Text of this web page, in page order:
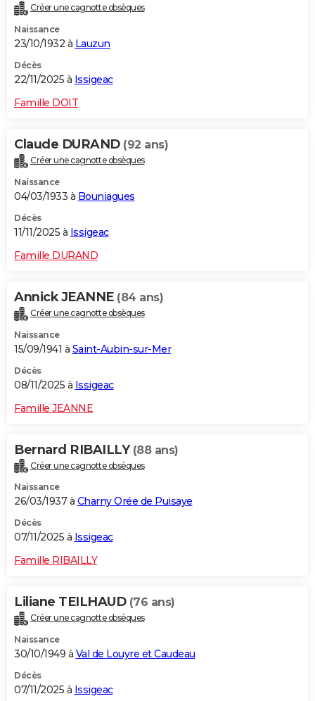
Créer une cagnotte obsèques
Naissance
23/10/1932 à Lauzun
Décès
22/11/2025 à Issigeac
Famille DOIT
Claude DURAND (92 ans)
Créer une cagnotte obsèques
Naissance
04/03/1933 à Bouniagues
Décès
11/11/2025 à Issigeac
Famille DURAND
Annick JEANNE (84 ans)
Créer une cagnotte obsèques
Naissance
15/09/1941 à Saint-Aubin-sur-Mer
Décès
08/11/2025 à Issigeac
Famille JEANNE
Bernard RIBAILLY (88 ans)
Créer une cagnotte obsèques
Naissance
26/03/1937 à Charny Orée de Puisaye
Décès
07/11/2025 à Issigeac
Famille RIBAILLY
Liliane TEILHAUD (76 ans)
Créer une cagnotte obsèques
Naissance
30/10/1949 à Val de Louyre et Caudeau
Décès
07/11/2025 à Issigeac